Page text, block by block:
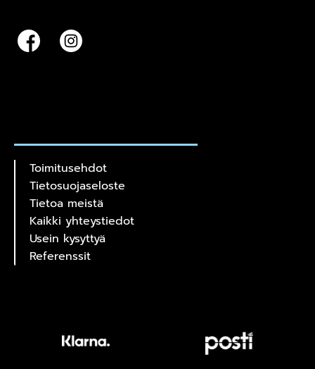
Toimitusehdot
Tietosuojaseloste
Tietoa meistä
Kaikki yhteystiedot
Usein kysyttyä
Referenssit